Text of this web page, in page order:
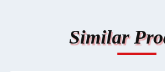
Similar